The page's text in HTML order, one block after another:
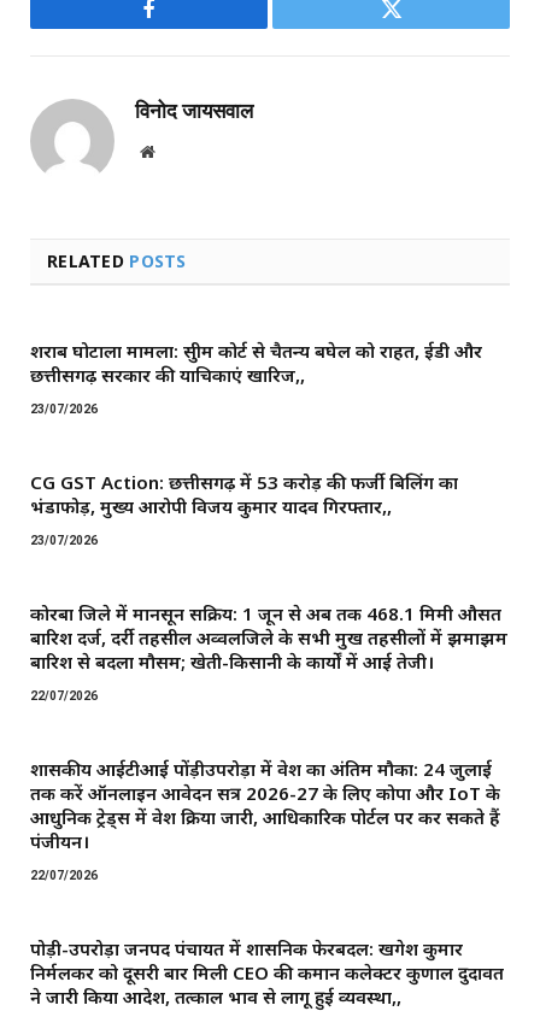
Facebook Twitter
विनोद जायसवाल
Website
RELATED POSTS
शराब घोटाला मामला: सुप्रीम कोर्ट से चैतन्य बघेल को राहत, ईडी और
छत्तीसगढ़ सरकार की याचिकाएं खारिज,,
23/07/2026
CG GST Action: छत्तीसगढ़ में 53 करोड़ की फर्जी बिलिंग का
भंडाफोड़, मुख्य आरोपी विजय कुमार यादव गिरफ्तार,,
23/07/2026
कोरबा जिले में मानसून सक्रिय: 1 जून से अब तक 468.1 मिमी औसत
बारिश दर्ज, दर्री तहसील अव्वलजिले के सभी प्रमुख तहसीलों में झमाझम
बारिश से बदला मौसम; खेती-किसानी के कार्यों में आई तेजी।
22/07/2026
शासकीय आईटीआई पोंड़ीउपरोड़ा में प्रवेश का अंतिम मौका: 24 जुलाई
तक करें ऑनलाइन आवेदन सत्र 2026-27 के लिए कोपा और IoT के
आधुनिक ट्रेड्स में प्रवेश प्रक्रिया जारी, आधिकारिक पोर्टल पर कर सकते हैं
पंजीयन।
22/07/2026
पोड़ी-उपरोड़ा जनपद पंचायत में प्रशासनिक फेरबदल: खगेश कुमार
निर्मलकर को दूसरी बार मिली CEO की कमान ​कलेक्टर कुणाल दुदावत
ने जारी किया आदेश, तत्काल प्रभाव से लागू हुई व्यवस्था,,